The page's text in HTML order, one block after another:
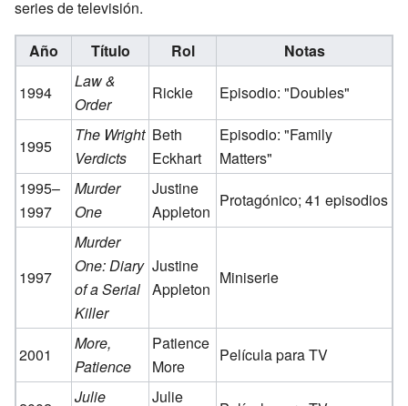
series de televisión.
Año Título Rol
Notas
1994
Law &
Order
Rickie Episodio: "Doubles"
1995
The Wright
Verdicts
Beth
Eckhart
Episodio: "Family
Matters"
1995–
1997
Murder
One
Justine
Appleton
Protagónico; 41 episodios
1997
Murder
One: Diary
of a Serial
Killer
Justine
Appleton
Miniserie
2001
More,
Patience
Patience
More
Película para TV
Julie Julie